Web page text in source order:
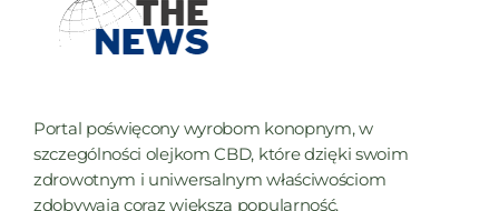
Portal poświęcony wyrobom konopnym, w
szczególności olejkom CBD, które dzięki swoim
zdrowotnym i uniwersalnym właściwościom
zdobywają coraz większą popularność.